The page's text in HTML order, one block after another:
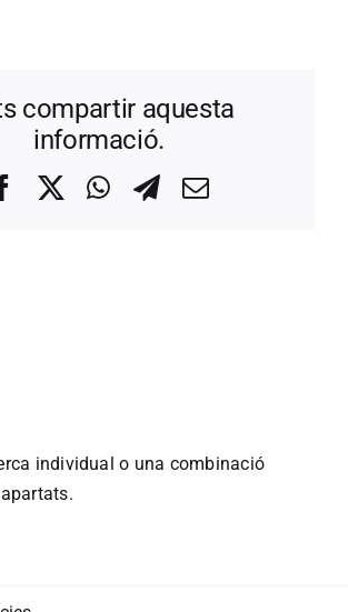
compartir aquesta
informació.
FacebookWhatsApp
Telegram
Correo
individual o una combinació